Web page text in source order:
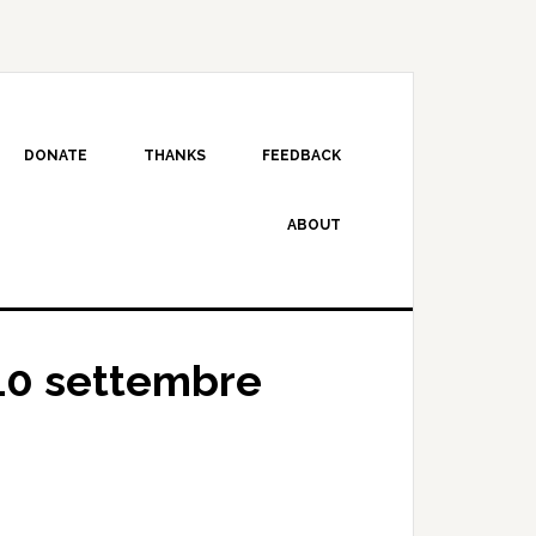
DONATE THANKS FEEDBACK
ABOUT
settembre